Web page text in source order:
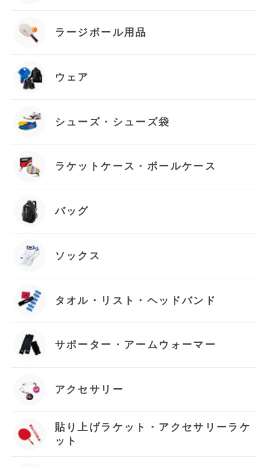
ラージボール用品
ウェア
シューズ・シューズ袋
ラケットケース・ボールケース
バッグ
ソックス
タオル・リスト・ヘッドバンド
サポーター・アームウォーマー
アクセサリー
貼り上げラケット・アクセサリーラケ
ット